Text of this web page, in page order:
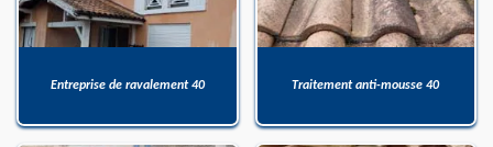
Entreprise de ravalement 40 Traitement anti-mousse 40